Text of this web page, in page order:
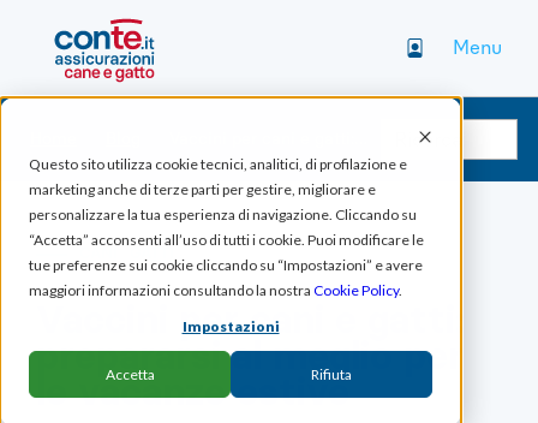
Questo sito utilizza cookie tecnici, analitici, di profilazione e
marketing anche di terze parti per gestire, migliorare e
personalizzare la tua esperienza di navigazione. Cliccando su
“Accetta” acconsenti all’uso di tutti i cookie. Puoi modificare le
tue preferenze sui cookie cliccando su “Impostazioni” e avere
maggiori informazioni consultando la nostra Cookie Policy.
Impostazioni
Accetta Rifiuta
Menu
Vaccini per cani e gatti:
prepararsi al meglio per
le vacanze estive